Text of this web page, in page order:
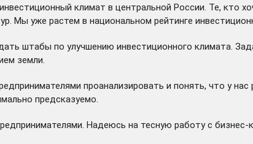
климат в центральной России. Те, кто
Мы уже растем в национальном рейтинге
штабы по улучшению инвестиционного климата.
земли.
проанализировать и понять, что у
предсказуемо.
Надеюсь на тесную работу с бизнес-